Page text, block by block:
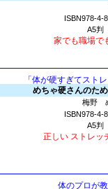
ISBN978-4-
A5判
家でも職場で
「体が硬すぎてスト
めちゃ硬さんのた
梅野
ISBN978-4-
A5判
正しい ストレッ
体のプロが